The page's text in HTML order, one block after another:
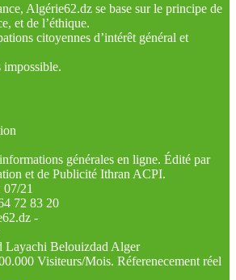
Algérie62.dz se base sur le principe de
et de l’éthique.
citoyennes d’intérêt général et
générales en ligne. Édité par
et de Publicité Ithran ACPI.
21
72 83 20
-
Layachi Belouizdad Alger
Visiteurs/Mois. Réferenecement réel